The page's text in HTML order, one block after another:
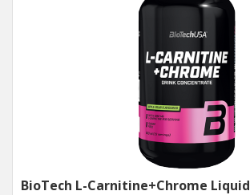
BioTech L-Carnitine+Chrome Liquid